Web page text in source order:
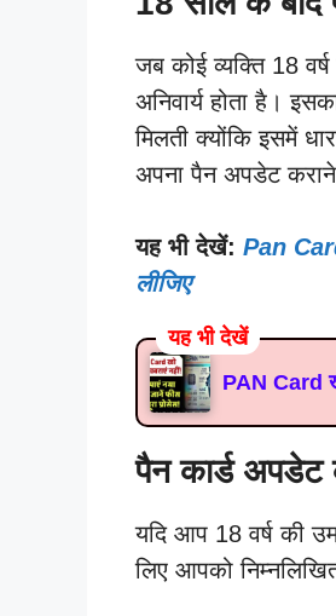
जब कोई व्यक्ति 18
अनिवार्य होता है।
मिलती क्योंकि इसमें
अपना पैन अपडेट कराने
यह भी देखें: Pan
लीजिए
यह भी देखें
PAN Card
पैन कार्ड अपडेट
यदि आप 18 वर्ष की
लिए आपको